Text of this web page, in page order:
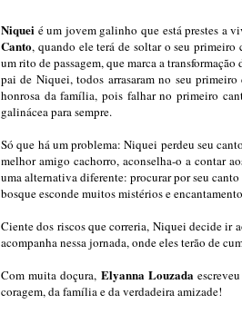
Niquei é um jovem galinho que está prestes a
Canto, quando ele terá de soltar o seu
um rito de passagem, que marca a
pai de Niquei, todos arrasaram no seu
honrosa da família, pois falhar no primeiro
galinácea para sempre.
Só que há um problema: Niquei perdeu seu
melhor amigo cachorro, aconselha-o a contar
uma alternativa diferente: procurar por seu
bosque esconde muitos mistérios e
Ciente dos riscos que correria, Niquei decide ir
acompanha nessa jornada, onde eles terão de
Com muita doçura, Elyanna Louzada
coragem, da família e da verdadeira amizade!